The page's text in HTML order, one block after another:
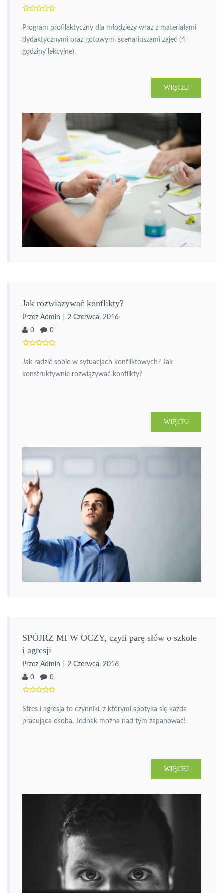
Program profilaktyczny dla młodzieży wraz z materiałami
dydaktycznymi oraz gotowymi scenariuszami zajęć (4
godziny lekcyjne).
WIĘCEJ
Jak rozwiązywać konflikty?
Przez Admin 2 Czerwca, 2016
0 0
Jak radzić sobie w sytuacjach konfliktowych? Jak
konstruktywnie rozwiązywać konflikty?
WIĘCEJ
SPÓJRZ MI W OCZY, czyli parę słów o szkole
i agresji
Przez Admin 2 Czerwca, 2016
0 0
Stres i agresja to czynniki, z którymi spotyka się każda
pracująca osoba. Jednak można nad tym zapanować!
WIĘCEJ